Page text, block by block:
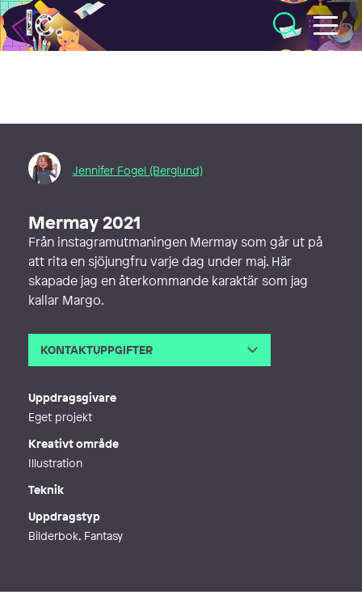
Illustratörcentrum
Jennifer Fogel (Berglund)
Mermay 2021
Från instagramutmaningen Mermay som går ut på
att rita en sjöjungfru varje dag under maj. Här
skapade jag en återkommande karaktär som jag
kallar Margo.
KONTAKTUPPGIFTER
Uppdragsgivare
Eget projekt
Kreativt område
Illustration
Teknik
Uppdragstyp
Bilderbok, Fantasy